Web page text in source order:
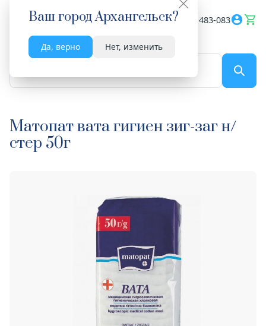
Ваш городАрхангельск?
Да, верно Нет, изменить
Весь сайт 8182 483-083
Матопат вата гигиен зиг-заг н/
стер 50г